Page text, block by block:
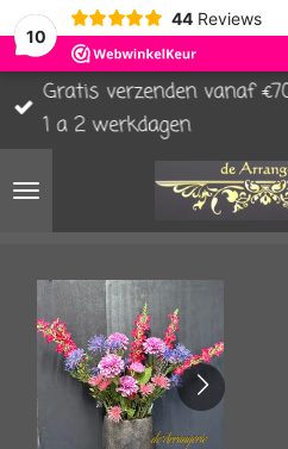
10
44 Reviews
Gratis verzenden vanaf
1 a 2 werkdagen